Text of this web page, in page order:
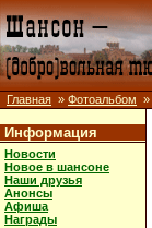
Главная » Фотоальбом »
Информация
Новости
Новое в шансоне
Наши друзья
Анонсы
Афиша
Награды